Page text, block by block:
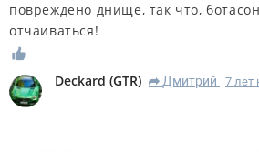
повреждено днище, так что,
отчаиваться!
Deckard (GTR) R Дмитрий 7 лет